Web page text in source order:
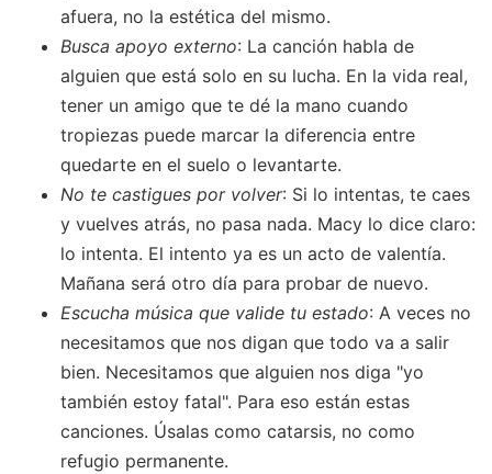
afuera, no la estética del mismo.
Busca apoyo externo: La canción habla de
alguien que está solo en su lucha. En la vida real,
tener un amigo que te dé la mano cuando
tropiezas puede marcar la diferencia entre
quedarte en el suelo o levantarte.
No te castigues por volver: Si lo intentas, te caes
y vuelves atrás, no pasa nada. Macy lo dice claro:
lo intenta. El intento ya es un acto de valentía.
Mañana será otro día para probar de nuevo.
Escucha música que valide tu estado: A veces no
necesitamos que nos digan que todo va a salir
bien. Necesitamos que alguien nos diga "yo
también estoy fatal". Para eso están estas
canciones. Úsalas como catarsis, no como
refugio permanente.